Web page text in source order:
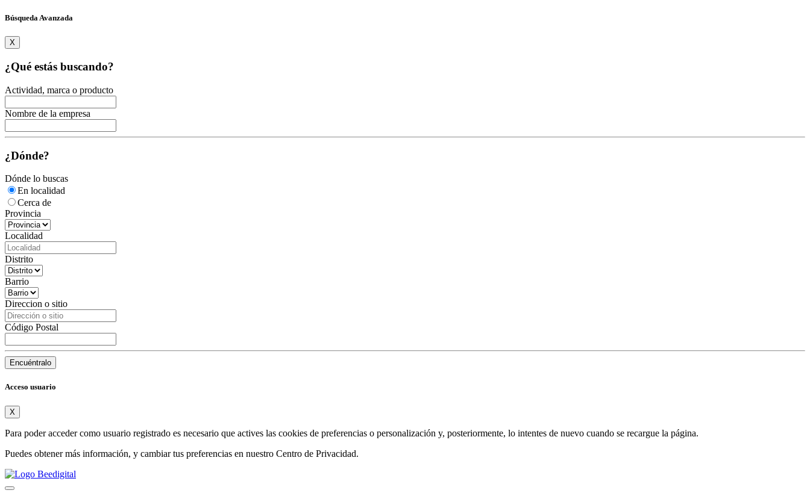
Búsqueda Avanzada
X
¿Qué estás buscando?
Actividad, marca o producto
Nombre de la empresa
¿Dónde?
Dónde lo buscas
En localidad
Cerca de
Provincia
Localidad
Distrito
Barrio
Direccion o sitio
Código Postal
Encuéntralo
Acceso usuario
X
Para poder acceder como usuario registrado es necesario que actives las cookies de preferencias o personalización y, posteriormente, lo intentes de nuevo cuando se recargue la página.
Puedes obtener más información, y cambiar tus preferencias en nuestro Centro de Privacidad.